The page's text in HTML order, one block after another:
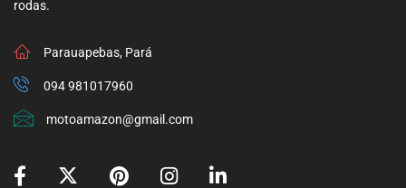
rodas.
Parauapebas, Pará
094 981017960
motoamazon@gmail.com